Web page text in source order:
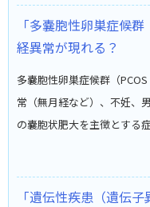
「多嚢胞性卵巣症候
経異常が現れる？
多嚢胞性卵巣症候群（
常（無月経など）、不妊、
の嚢胞状肥大を主徴とする症
「遺伝性疾患（遺伝